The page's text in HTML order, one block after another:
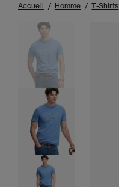
Accueil Homme T-Shirts